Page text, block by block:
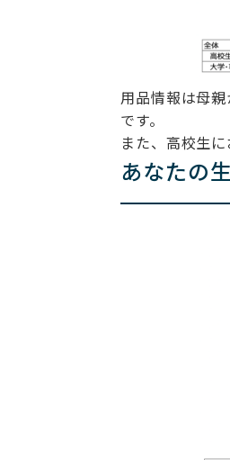
用品情報は母
です。
また、高校生
あなたの